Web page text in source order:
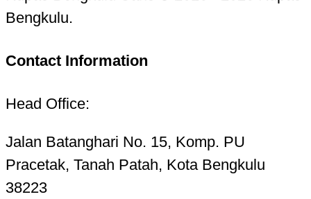
Bengkulu.
Contact Information
Head Office:
Jalan Batanghari No. 15, Komp. PU
Pracetak, Tanah Patah, Kota Bengkulu
38223